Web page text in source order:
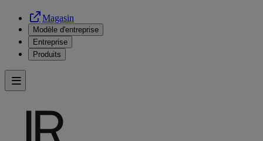
Magasin
Modèle d'entreprise
Entreprise
Produits